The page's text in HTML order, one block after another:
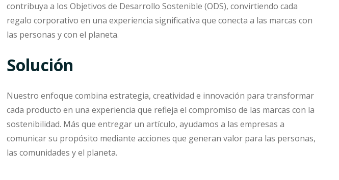
contribuya a los Objetivos de Desarrollo Sostenible (ODS), convirtiendo cada
regalo corporativo en una experiencia significativa que conecta a las marcas con
las personas y con el planeta.
Solución
Nuestro enfoque combina estrategia, creatividad e innovación para transformar
cada producto en una experiencia que refleja el compromiso de las marcas con la
sostenibilidad. Más que entregar un artículo, ayudamos a las empresas a
comunicar su propósito mediante acciones que generan valor para las personas,
las comunidades y el planeta.